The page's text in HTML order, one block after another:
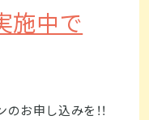
施中で
お申し込みを！！